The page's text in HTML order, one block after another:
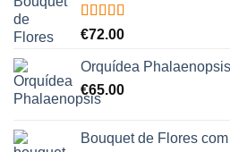
Avaliação
€72.00
Orquídea
€65.00
Bouquet de Flores